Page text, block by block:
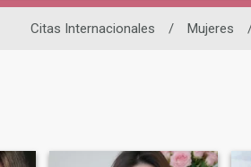
Citas Internacionales / Mujeres